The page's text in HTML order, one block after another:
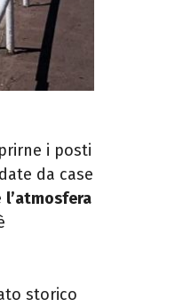
i posti
da case
l’atmosfera
storico